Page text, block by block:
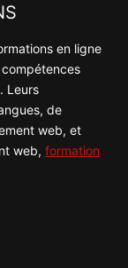
en ligne
Leurs
de
web, et
web, formation